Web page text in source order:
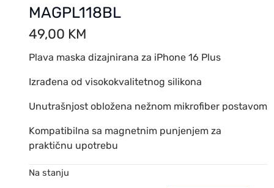
MAGPL118BL
49,00 KM
Plava maska dizajnirana za iPhone 16 Plus
Izrađena od visokokvalitetnog silikona
Unutrašnjost obložena nežnom mikrofiber postavom
Kompatibilna sa magnetnim punjenjem za
praktičnu upotrebu
Na stanju